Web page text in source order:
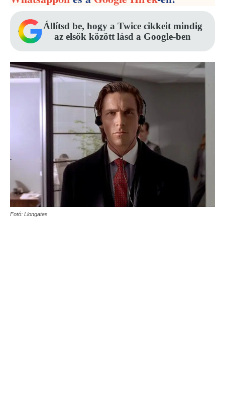
Állítsd be, hogy a Twice cikkeit mindig
az elsők között lásd a Google-ben
Fotó: Liongates